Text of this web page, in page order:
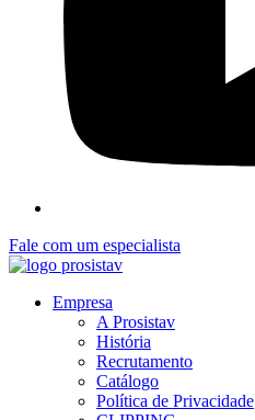
Fale com um especialista
Empresa
A Prosistav
História
Recrutamento
Catálogo
Política de Privacidade